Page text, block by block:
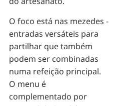
O foco está nas mezedes -
entradas versáteis para
partilhar que também
podem ser combinadas
numa refeição principal.
O menu é
complementado por